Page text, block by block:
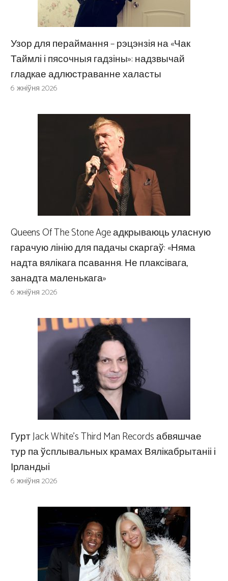
Узор для пераймання – рэцэнзія на «Чак
Таймлі і пясочныя гадзіны»: надзвычай
гладкае адлюстраванне халасты
6 жніўня 2026
Queens Of The Stone Age адкрываюць уласную
гарачую лінію для падачы скаргаў: «Няма
надта вялікага псавання. Не плаксівага,
занадта маленькага»
6 жніўня 2026
Гурт Jack White’s Third Man Records абвяшчае
тур па ўсплывальных крамах Вялікабрытаніі і
Ірландыі
6 жніўня 2026